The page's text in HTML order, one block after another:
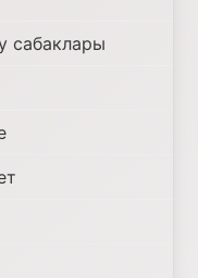
сабаклары